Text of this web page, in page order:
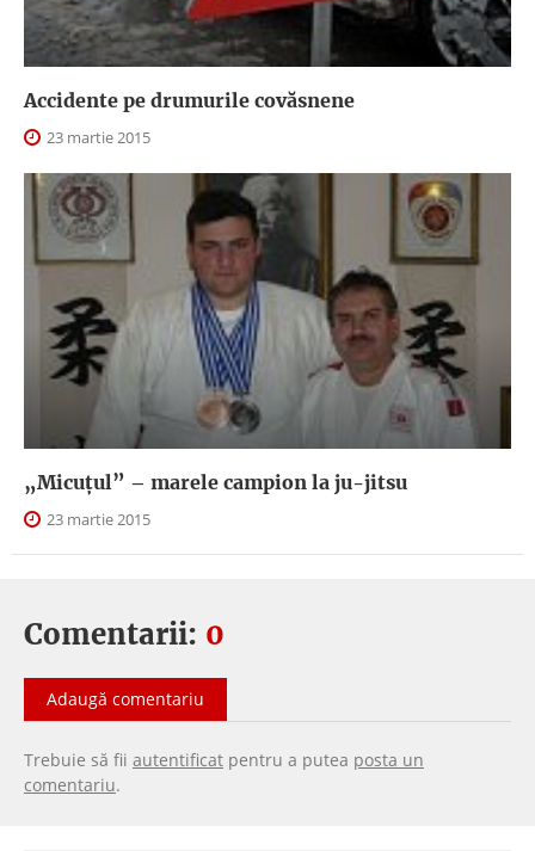
Accidente pe drumurile covăsnene
23 martie 2015
„Micuțul” – marele campion la ju-jitsu
23 martie 2015
Comentarii: 0
Adaugă comentariu
Trebuie să fii autentificat pentru a putea posta un
comentariu.